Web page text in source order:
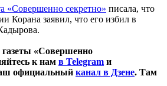
«Совершенно секретно» писала, что
Корана заявил, что его избил в
«Совершенно
к нам в Telegram и
официальный канал в Дзене. Там